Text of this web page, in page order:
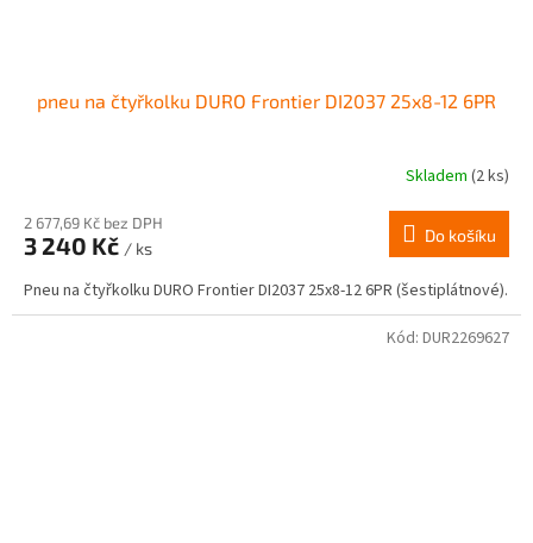
pneu na čtyřkolku DURO Frontier DI2037 25x8-12 6PR
Skladem (2 ks)
2 677,69 Kč bez DPH
3 240 Kč / ks
Do košíku
Pneu na čtyřkolku DURO Frontier DI2037 25x8-12 6PR (šestiplátnové).
Kód: DUR2269627